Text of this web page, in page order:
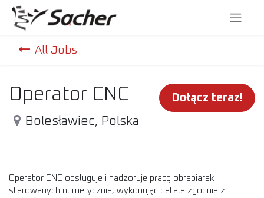
All Jobs
Dołącz teraz!
Operator CNC
Bolesławiec, Polska
Operator CNC obsługuje i nadzoruje pracę obrabiarek
sterowanych numerycznie, wykonując detale zgodnie z